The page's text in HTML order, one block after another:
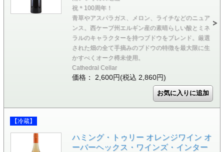
祝＊100周年！
青草やアスパラガス、メロン、ライチなどのニュア
ンス。西ケープ州エルギン産の素晴らしい酸とミネ
ラルのキャラクターを持つブドウをブレンド。厳選
された畑の全て手摘みのブドウの特徴を最大限に生
かすべくオーク樽未使用。
Cathedral Cellar
価格： 2,600円(税込 2,860円)
【冷蔵】
ハミング・トゥリー オレンジワイン オ
ーバーヘックス・ワインズ・インター